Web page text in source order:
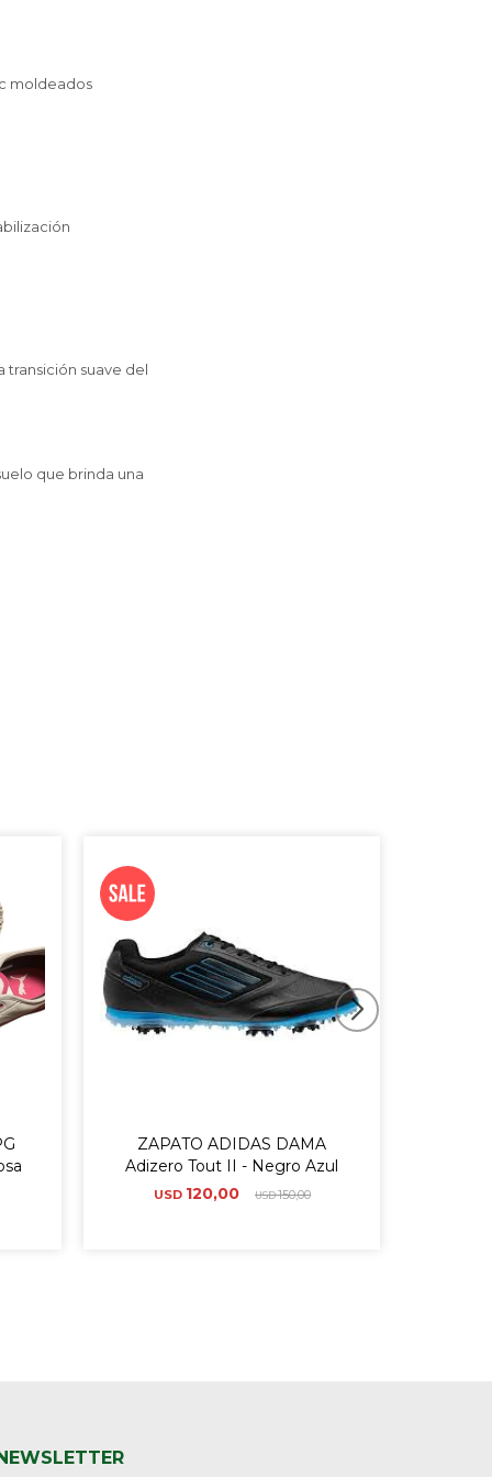
moldeados
transición suave del
que brinda una
ZAPATO ADIDAS DAMA
Adizero Tout II - Negro Azul
USD 120,00 USD150,00